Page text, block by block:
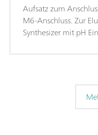
Aufsatz zum
M6-Anschluss. Zur
Synthesizer mit pH